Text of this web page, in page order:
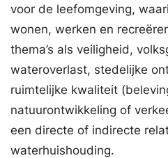
voor de leefomgeving,
wonen, werken en
thema’s als veiligheid,
wateroverlast, stedelijke
ruimtelijke kwaliteit
natuurontwikkeling of
een directe of indirecte
waterhuishouding.